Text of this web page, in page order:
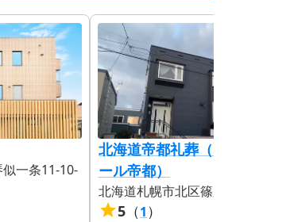
一条11-10-
北海道帝都礼葬（ファミリーホ
ール帝都）
北海道札幌市北区篠路14-1-14
5 （1 ）